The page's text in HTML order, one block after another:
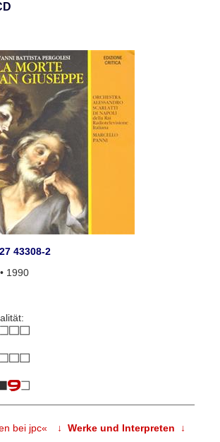
43308-2
1990
bei jpc« ↓ Werke und Interpreten ↓